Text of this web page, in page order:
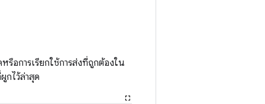
รือการเรียกใช้การส่งที่ถูกต้องใน
กไว้ล่าสุด